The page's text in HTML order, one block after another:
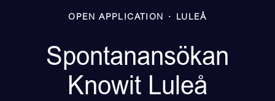
OPEN APPLICATION · LULEÅ
Spontanansökan
Knowit Luleå